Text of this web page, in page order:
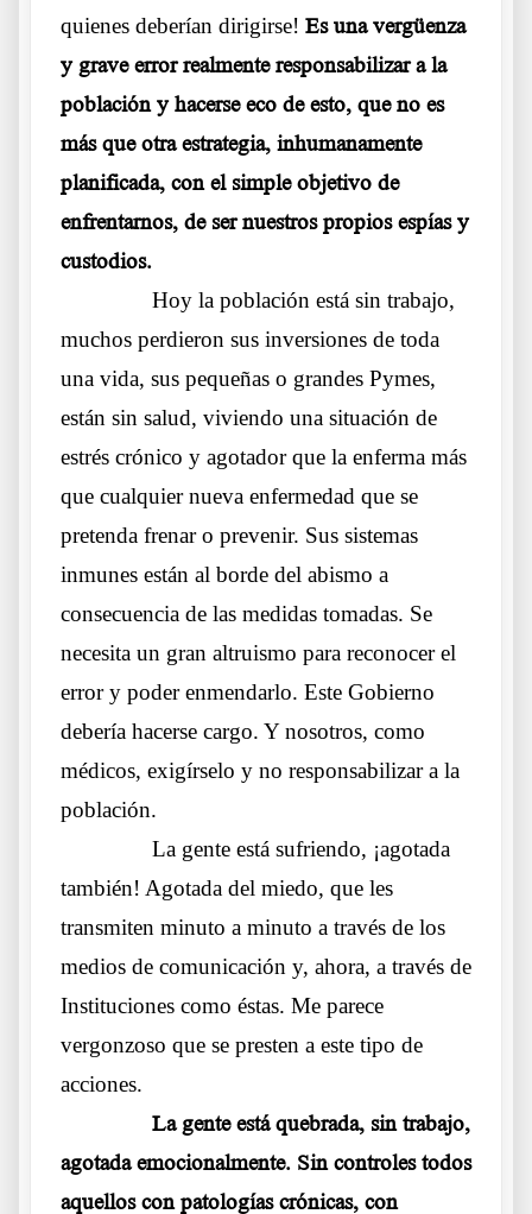
quienes deberían dirigirse! Es una vergüenza
y grave error realmente responsabilizar a la
población y hacerse eco de esto, que no es
más que otra estrategia, inhumanamente
planificada, con el simple objetivo de
enfrentarnos, de ser nuestros propios espías y
custodios.
Hoy la población está sin trabajo,
muchos perdieron sus inversiones de toda
una vida, sus pequeñas o grandes Pymes,
están sin salud, viviendo una situación de
estrés crónico y agotador que la enferma más
que cualquier nueva enfermedad que se
pretenda frenar o prevenir. Sus sistemas
inmunes están al borde del abismo a
consecuencia de las medidas tomadas. Se
necesita un gran altruismo para reconocer el
error y poder enmendarlo. Este Gobierno
debería hacerse cargo. Y nosotros, como
médicos, exigírselo y no responsabilizar a la
población.
La gente está sufriendo, ¡agotada
también! Agotada del miedo, que les
transmiten minuto a minuto a través de los
medios de comunicación y, ahora, a través de
Instituciones como éstas. Me parece
vergonzoso que se presten a este tipo de
acciones.
La gente está quebrada, sin trabajo,
agotada emocionalmente. Sin controles todos
aquellos con patologías crónicas, con